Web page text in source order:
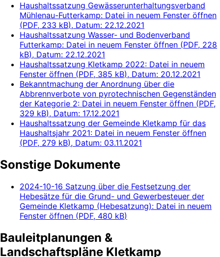
Haushaltssatzung Gewässerunterhaltungsverband
Mühlenau-Futterkamp: Datei in neuem Fenster öffnen
(PDF, 233 kB), Datum: 22.12.2021
Haushaltssatzung Wasser- und Bodenverband
Futterkamp: Datei in neuem Fenster öffnen (PDF, 228
kB), Datum: 22.12.2021
Haushaltssatzung Kletkamp 2022: Datei in neuem
Fenster öffnen (PDF, 385 kB), Datum: 20.12.2021
Bekanntmachung der Anordnung über die
Abbrennverbote von pyrotechnischen Gegenständen
der Kategorie 2: Datei in neuem Fenster öffnen (PDF,
329 kB), Datum: 17.12.2021
Haushaltssatzung der Gemeinde Kletkamp für das
Haushaltsjahr 2021: Datei in neuem Fenster öffnen
(PDF, 279 kB), Datum: 03.11.2021
Sonstige Dokumente
2024-10-16 Satzung über die Festsetzung der
Hebesätze für die Grund- und Gewerbesteuer der
Gemeinde Kletkamp (Hebesatzung): Datei in neuem
Fenster öffnen (PDF, 480 kB)
Bauleitplanungen &
Landschaftspläne Kletkamp